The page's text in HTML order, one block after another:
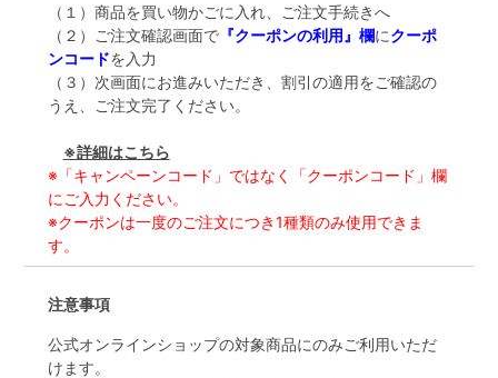
（１）商品を買い物かごに入れ、ご注文手続きへ
（２）ご注文確認画面で『クーポンの利用』欄にクーポ
ンコードを入力
（３）次画面にお進みいただき、割引の適用をご確認の
うえ、ご注文完了ください。
※詳細はこちら
※「キャンペーンコード」ではなく「クーポンコード」欄
にご入力ください。
※クーポンは一度のご注文につき1種類のみ使用できま
す。
注意事項
公式オンラインショップの対象商品にのみご利用いただ
けます。